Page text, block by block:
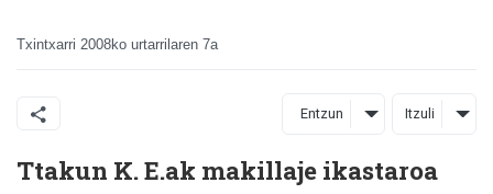
Txintxarri 2008ko urtarrilaren 7a
Entzun Itzuli
Ttakun K. E.ak makillaje ikastaroa